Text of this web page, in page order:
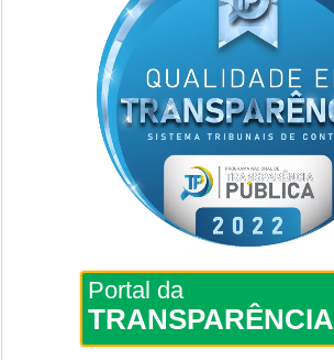
Portal da
TRANSPARÊNCIA